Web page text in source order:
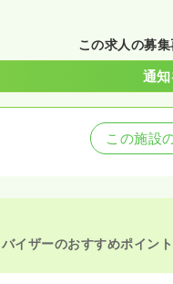
この求人の募
通
この施設
イザーのおすすめポイント